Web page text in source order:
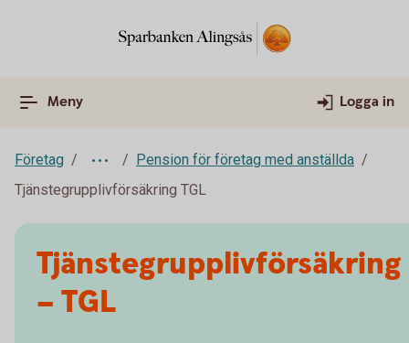
Meny Logga in
Företag
Pension för företag med anställda
Tjänstegrupplivförsäkring TGL
Tjänstegrupplivförsäkring
– TGL